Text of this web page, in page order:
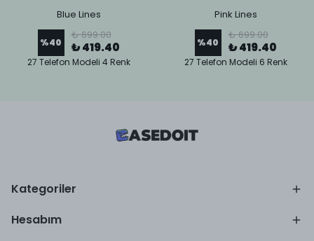
Blue Lines
%40
₺ 699.00
₺ 419.40
27 Telefon Modeli 4 Renk
Pink Lines
%40
₺ 699.00
₺ 419.40
27 Telefon Modeli 6 Renk
Kategoriler
Hesabım